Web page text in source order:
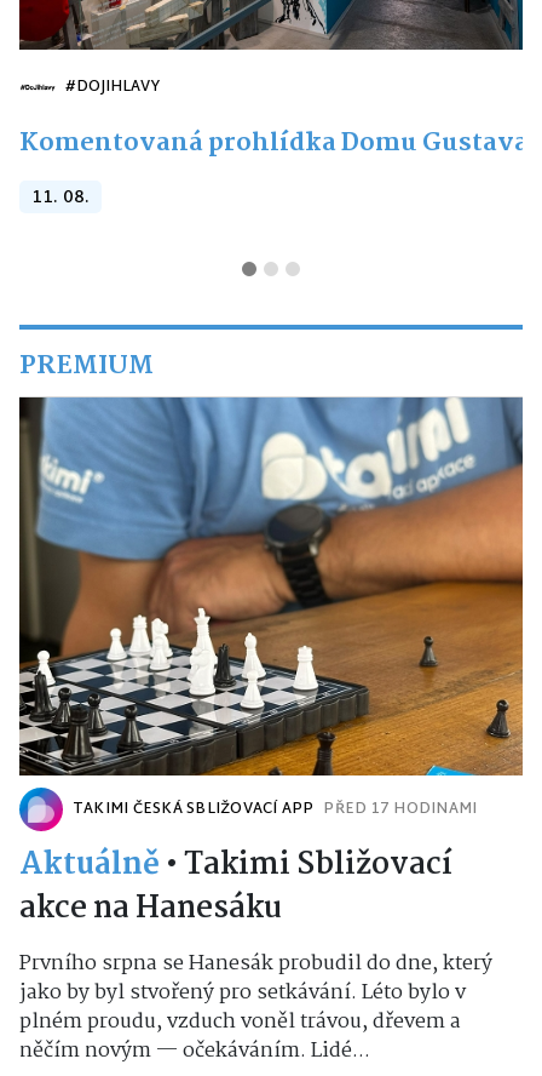
#DOJIHLAVY
Komentovaná prohlídka Domu Gustava
11. 08.
PREMIUM
TAKIMI ČESKÁ SBLIŽOVACÍ APP PŘED 17 HODINAMI
Aktuálně •Takimi Sbližovací
akce na Hanesáku
Prvního srpna se Hanesák probudil do dne, který
jako by byl stvořený pro setkávání. Léto bylo v
plném proudu, vzduch voněl trávou, dřevem a
něčím novým — očekáváním. Lidé...